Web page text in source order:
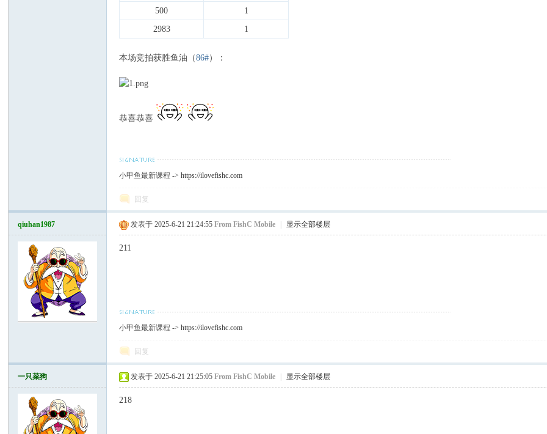
500
1
2983
1
本场竞拍获胜鱼油（86#）：
恭喜恭喜
小甲鱼最新课程 ->https://ilovefishc.com
回复
qiuhan1987 发表于 2025-6-21 21:24:55 From FishC Mobile 显示全部楼层
211
小甲鱼最新课程 ->https://ilovefishc.com
回复
一只菜狗 发表于 2025-6-21 21:25:05 From FishC Mobile 显示全部楼层
218